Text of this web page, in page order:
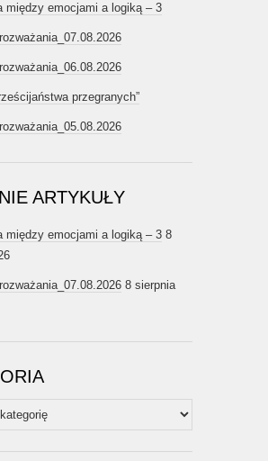
między emocjami a logiką – 3
przegranych”
ARTYKUŁY
między emocjami a logiką – 3 8
8 sierpnia